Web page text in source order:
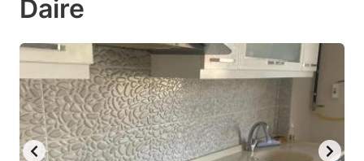
Daire